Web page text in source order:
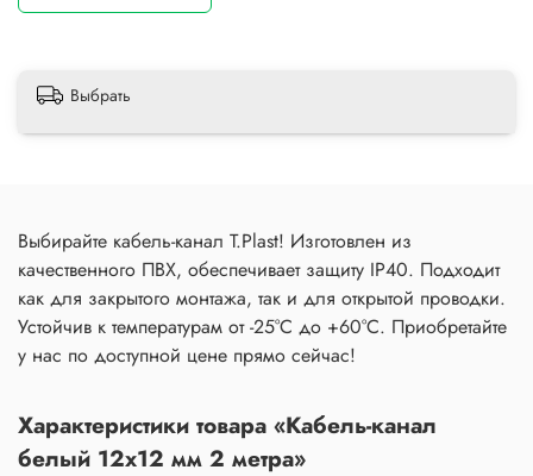
Выбрать
Выбирайте кабель-канал T.Plast! Изготовлен из
качественного ПВХ, обеспечивает защиту IP40. Подходит
как для закрытого монтажа, так и для открытой проводки.
Устойчив к температурам от -25°C до +60°C. Приобретайте
у нас по доступной цене прямо сейчас!
Характеристики товара «Кабель-канал
белый 12x12 мм 2 метра»